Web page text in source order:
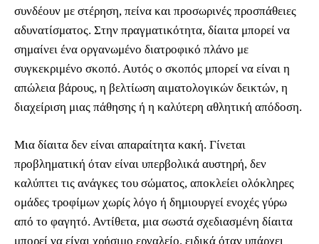
συνδέουν με στέρηση, πείνα και προσωρινές προσπάθειες
αδυνατίσματος. Στην πραγματικότητα, δίαιτα μπορεί να
σημαίνει ένα οργανωμένο διατροφικό πλάνο με
συγκεκριμένο σκοπό. Αυτός ο σκοπός μπορεί να είναι η
απώλεια βάρους, η βελτίωση αιματολογικών δεικτών, η
διαχείριση μιας πάθησης ή η καλύτερη αθλητική απόδοση.
Μια δίαιτα δεν είναι απαραίτητα κακή. Γίνεται
προβληματική όταν είναι υπερβολικά αυστηρή, δεν
καλύπτει τις ανάγκες του σώματος, αποκλείει ολόκληρες
ομάδες τροφίμων χωρίς λόγο ή δημιουργεί ενοχές γύρω
από το φαγητό. Αντίθετα, μια σωστά σχεδιασμένη δίαιτα
μπορεί να είναι χρήσιμο εργαλείο, ειδικά όταν υπάρχει